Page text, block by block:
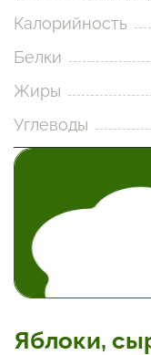
Калорийность
Белки
Жиры
Углеводы
Яблоки,